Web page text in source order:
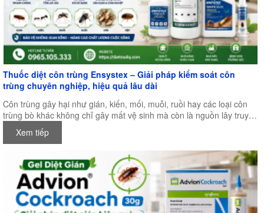
Thuốc diệt côn trùng Ensystex – Giải pháp kiểm soát côn
trùng chuyên nghiệp, hiệu quả lâu dài
Côn trùng gây hại như gián, kiến, mối, muỗi, ruồi hay các loại côn
trùng bò khác không chỉ gây mất vệ sinh mà còn là nguồn lây truyền
nhiều bệnh nguy hiểm, ảnh hưởng trực tiếp đến sức khỏe con người
và hoạt động sản xuất kinh doanh. Chính vì vậy, việc lựa chọn một
loại thuốc diệt côn trùng chất lượng, an toàn và có hiệu quả lâu dài
là điều vô cùng quan trọng.
Xem tiếp